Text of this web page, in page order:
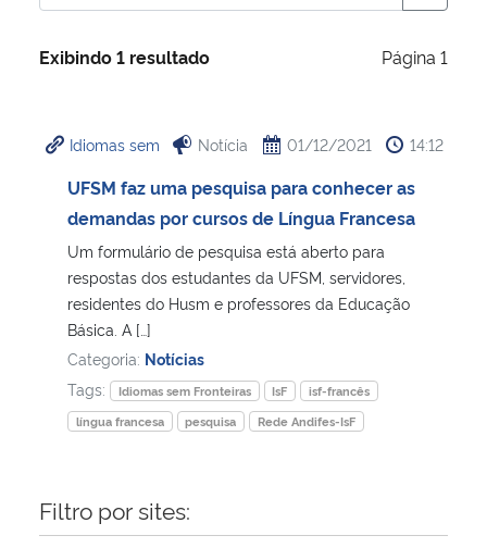
Ministério da Cidadania
Ministério de Minas e Energia
Ministério da Ciência, Tecnologia, Inovações e Comunicações
Ministério do Meio Ambiente
Ministério do Turismo
Exibindo 1 resultado Página 1
Idiomas sem Notícia 01/12/2021 14:12
UFSM faz uma pesquisa para conhecer as
demandas por cursos de Língua Francesa
Um formulário de pesquisa está aberto para
respostas dos estudantes da UFSM, servidores,
residentes do Husm e professores da Educação
Básica. A […]
Categoria: Notícias
Tags:
Idiomas sem Fronteiras IsF
isf-francês
língua francesa
pesquisa Rede Andifes-IsF
Filtro por sites: